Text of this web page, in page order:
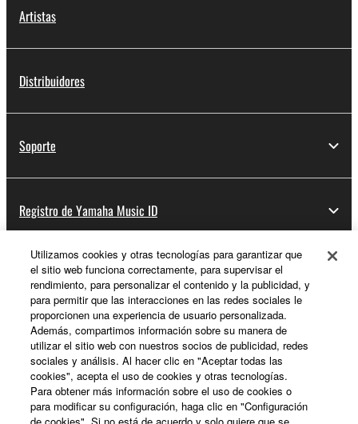
Artistas
Distribuidores
Soporte
Registro de Yamaha Music ID
Acerca de Yamaha
España - Spanish
Empresa
Utilizamos cookies y otras tecnologías para garantizar que
el sitio web funciona correctamente, para supervisar el
rendimiento, para personalizar el contenido y la publicidad, y
para permitir que las interacciones en las redes sociales le
proporcionen una experiencia de usuario personalizada.
Además, compartimos información sobre su manera de
utilizar el sitio web con nuestros socios de publicidad, redes
sociales y análisis. Al hacer clic en "Aceptar todas las
cookies", acepta el uso de cookies y otras tecnologías.
Para obtener más información sobre el uso de cookies o
para modificar su configuración, haga clic en "Configuración